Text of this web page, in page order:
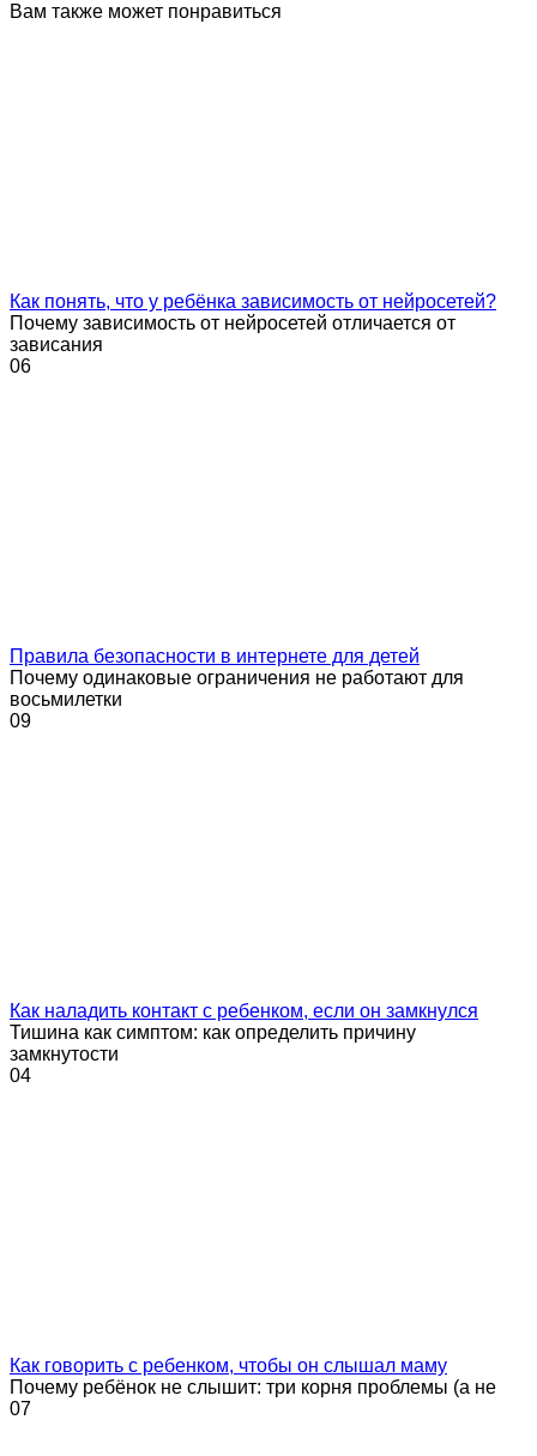
Вам также может понравиться
Как понять, что у ребёнка зависимость от нейросетей?
Почему зависимость от нейросетей отличается от
зависания
06
Правила безопасности в интернете для детей
Почему одинаковые ограничения не работают для
восьмилетки
09
Как наладить контакт с ребенком, если он замкнулся
Тишина как симптом: как определить причину
замкнутости
04
Как говорить с ребенком, чтобы он слышал маму
Почему ребёнок не слышит: три корня проблемы (а не
07